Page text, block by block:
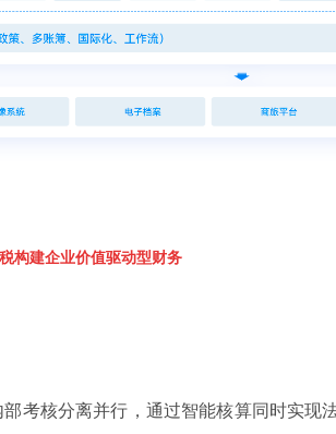
构建企业价值驱动型财务
考核分离并行，通过智能核算同时实现